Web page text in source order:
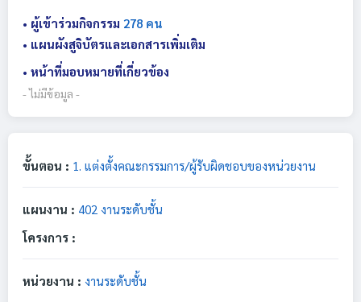
• ผู้เข้าร่วมกิจกรรม 278 คน
• แผนผังสูจิบัตรและเอกสารเพิ่มเติม
• หน้าที่มอบหมายที่เกี่ยวข้อง
- ไม่มีข้อมูล -
ขั้นตอน : 1. แต่งตั้งคณะกรรมการ/ผู้รับผิดชอบของหน่วยงาน
แผนงาน : 402 งานระดับชั้น
โครงการ :
หน่วยงาน : งานระดับชั้น